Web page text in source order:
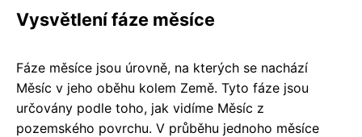
Vysvětlení fáze měsíce
Fáze měsíce jsou úrovně, na kterých se nachází
Měsíc v jeho oběhu kolem Země. Tyto fáze jsou
určovány podle toho, jak vidíme Měsíc z
pozemského povrchu. V průběhu jednoho měsíce